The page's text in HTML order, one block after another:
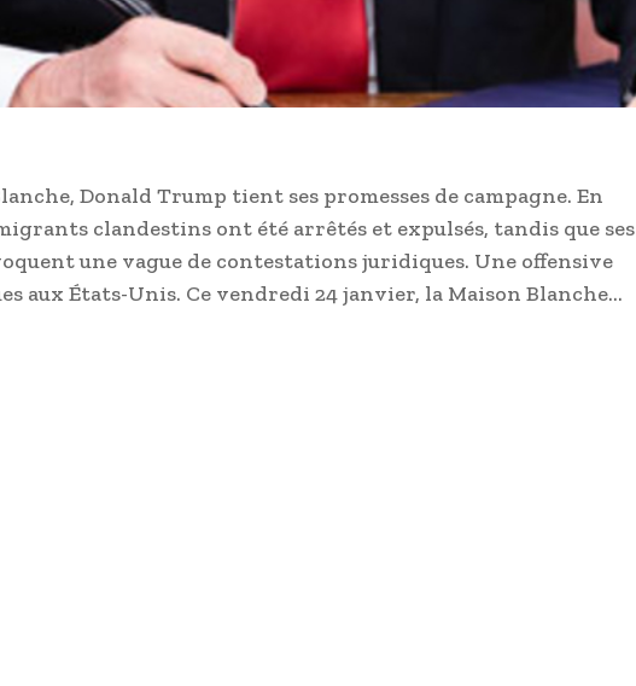
Donald Trump tient ses promesses de campagne. En
clandestins ont été arrêtés et expulsés, tandis que ses
une vague de contestations juridiques. Une offensive
aux États-Unis. Ce vendredi 24 janvier, la Maison Blanche…